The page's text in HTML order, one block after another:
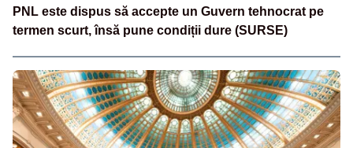
PNL este dispus să accepte un Guvern tehnocrat pe
termen scurt, însă pune condiții dure (SURSE)